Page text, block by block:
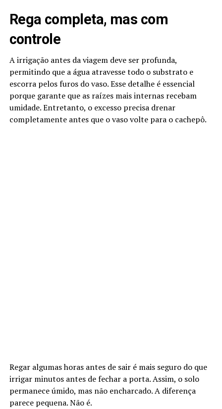
Rega completa, mas com
controle
A irrigação antes da viagem deve ser profunda,
permitindo que a água atravesse todo o substrato e
escorra pelos furos do vaso. Esse detalhe é essencial
porque garante que as raízes mais internas recebam
umidade. Entretanto, o excesso precisa drenar
completamente antes que o vaso volte para o cachepô.
Regar algumas horas antes de sair é mais seguro do que
irrigar minutos antes de fechar a porta. Assim, o solo
permanece úmido, mas não encharcado. A diferença
parece pequena. Não é.